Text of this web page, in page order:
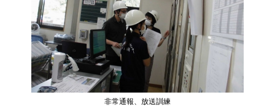
非常通報、放送訓練